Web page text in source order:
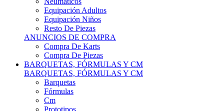
Equipación Adultos
Equipación Niños
Resto De Piezas
ANUNCIOS DE COMPRA
Compra De Karts
Compra De Piezas
BARQUETAS, FÓRMULAS Y CM
BARQUETAS, FÓRMULAS Y CM
Barquetas
Fórmulas
Cm
Prototipos